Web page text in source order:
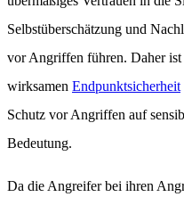
Selbstüberschätzung und
vor Angriffen führen. Daher
wirksamen Endpunktsicherheit
Schutz vor Angriffen auf
Bedeutung.
Da die Angreifer bei ihren